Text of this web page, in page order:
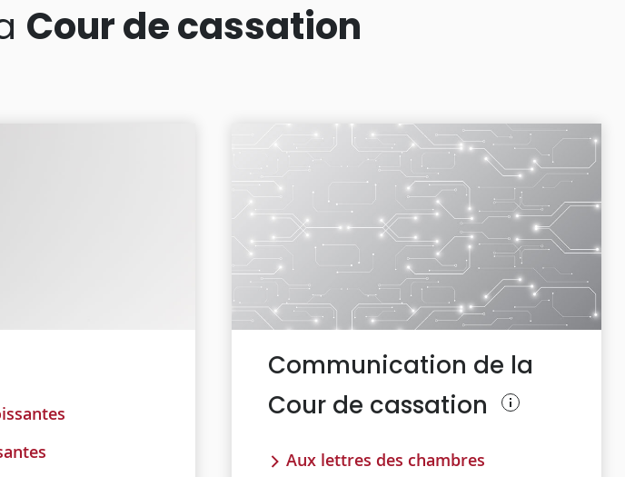
Cour de cassation
Communication de la
Cour de cassation
Aux lettres des chambres